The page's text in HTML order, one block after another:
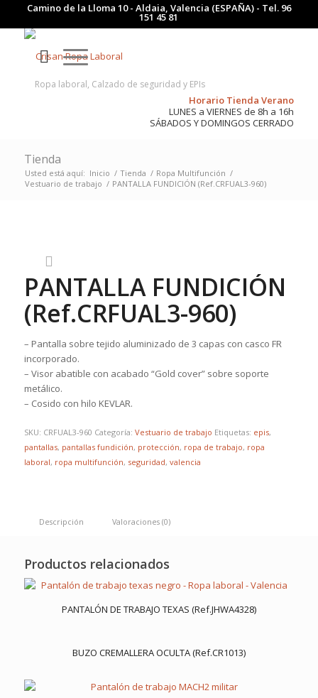
Camino de la Lloma 10 - Aldaia, Valencia (ESPAÑA) - Tel. 96
151 45 81
Ropa laboral, Calzado de seguridad y EPIs
Horario Tienda Verano
LUNES a VIERNES de 8h a 16h
SÁBADOS Y DOMINGOS CERRADO
Tienda
Usted está aquí: Inicio / Tienda / Ropa Multifunción /
Vestuario de trabajo / PANTALLA FUNDICIÓN (Ref.CRFUAL3-960)
PANTALLA FUNDICIÓN
(Ref.CRFUAL3-960)
– Pantalla sobre tejido aluminizado de 3 capas con casco FR
incorporado.
– Visor abatible con acabado “Gold cover” sobre soporte
metálico.
– Cosido con hilo KEVLAR.
SKU: CRFUAL3-960 Categoría: Vestuario de trabajo Etiquetas: epis,
pantallas, pantallas fundición, protección, ropa de trabajo, ropa
laboral, ropa multifunción, seguridad, valencia
Descripción Valoraciones (0)
Productos relacionados
PANTALÓN DE TRABAJO TEXAS (Ref.JHWA4328)
BUZO CREMALLERA OCULTA (Ref.CR1013)